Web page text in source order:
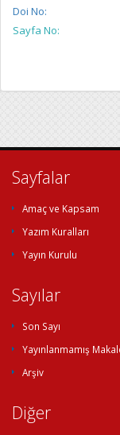
Doi No:
Sayfa No:
Sayfalar
Amaç ve Kapsam
Yazım Kuralları
Yayın Kurulu
Sayılar
Son Sayı
Yayınlanmamış
Arşiv
Diğer